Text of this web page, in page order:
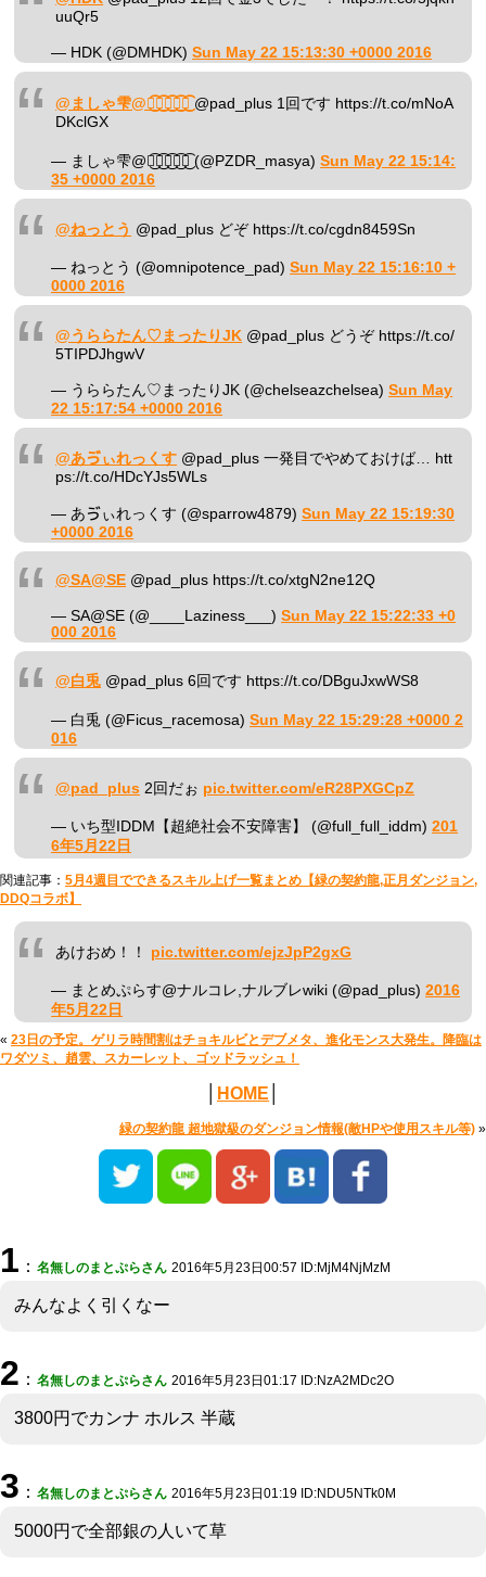
uuQr5
— HDK (@DMHDK)Sun May 22 15:13:30 +0000 2016
@ましゃ雫@箱͜͡愛͜͡会͜͡会͜͡長͜͡ @pad_plus 1回です https://t.co/mNoA
DKclGX
— ましゃ雫@箱͜͡愛͜͡会͜͡会͜͡長͜͡ (@PZDR_masya)Sun May 22 15:14:
35 +0000 2016
@ねっとう @pad_plus どぞ https://t.co/cgdn8459Sn
— ねっとう (@omnipotence_pad)Sun May 22 15:16:10 +
0000 2016
@うららたん♡まったりJK @pad_plus どうぞ https://t.co/
5TIPDJhgwV
— うららたん♡まったりJK (@chelseazchelsea)Sun May
22 15:17:54 +0000 2016
@あゔぃれっくす @pad_plus 一発目でやめておけば… htt
ps://t.co/HDcYJs5WLs
— あゔぃれっくす (@sparrow4879)Sun May 22 15:19:30
+0000 2016
@SA@SE @pad_plus https://t.co/xtgN2ne12Q
— SA@SE (@____Laziness___)Sun May 22 15:22:33 +0
000 2016
@白兎 @pad_plus 6回です https://t.co/DBguJxwWS8
— 白兎 (@Ficus_racemosa)Sun May 22 15:29:28 +0000 2
016
@pad_plus 2回だぉ pic.twitter.com/eR28PXGCpZ
— いち型IDDM【超絶社会不安障害】 (@full_full_iddm)201
6年5月22日
関連記事： 5月4週目でできるスキル上げ一覧まとめ【緑の契約龍,正月ダンジョン,
DDQコラボ】
あけおめ！！ pic.twitter.com/ejzJpP2gxG
— まとめぷらす@ナルコレ,ナルブレwiki (@pad_plus)2016
年5月22日
« 23日の予定。ゲリラ時間割はチョキルビとデブメタ、進化モンス大発生。降臨は
ワダツミ、趙雲、スカーレット、ゴッドラッシュ！
HOME
緑の契約龍 超地獄級のダンジョン情報(敵HPや使用スキル等) »
1 ： 名無しのまとぷらさん 2016年5月23日00:57 ID:MjM4NjMzM
みんなよく引くなー
2 ： 名無しのまとぷらさん 2016年5月23日01:17 ID:NzA2MDc2O
3800円でカンナ ホルス 半蔵
3 ： 名無しのまとぷらさん 2016年5月23日01:19 ID:NDU5NTk0M
5000円で全部銀の人いて草